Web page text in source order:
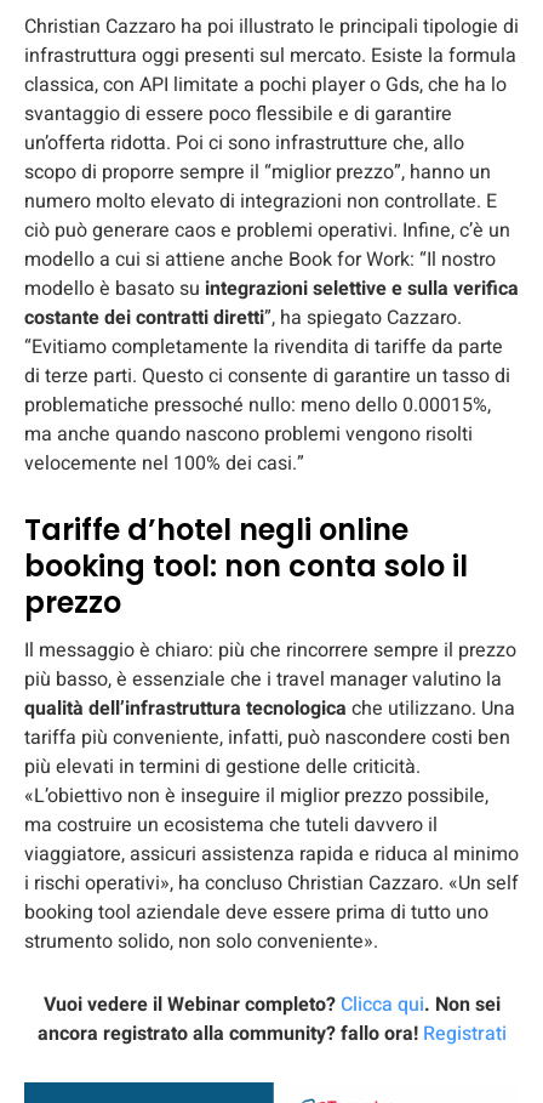
Christian Cazzaro ha poi illustrato le principali tipologie di
infrastruttura oggi presenti sul mercato. Esiste la formula
classica, con API limitate a pochi player o Gds, che ha lo
svantaggio di essere poco flessibile e di garantire
un’offerta ridotta. Poi ci sono infrastrutture che, allo
scopo di proporre sempre il “miglior prezzo”, hanno un
numero molto elevato di integrazioni non controllate. E
ciò può generare caos e problemi operativi. Infine, c’è un
modello a cui si attiene anche Book for Work: “Il nostro
modello è basato su integrazioni selettive e sulla verifica
costante dei contratti diretti”, ha spiegato Cazzaro.
“Evitiamo completamente la rivendita di tariffe da parte
di terze parti. Questo ci consente di garantire un tasso di
problematiche pressoché nullo: meno dello 0.00015%,
ma anche quando nascono problemi vengono risolti
velocemente nel 100% dei casi.”
Tariffe d’hotel negli online
booking tool: non conta solo il
prezzo
Il messaggio è chiaro: più che rincorrere sempre il prezzo
più basso, è essenziale che i travel manager valutino la
qualità dell’infrastruttura tecnologica che utilizzano. Una
tariffa più conveniente, infatti, può nascondere costi ben
più elevati in termini di gestione delle criticità.
«L’obiettivo non è inseguire il miglior prezzo possibile,
ma costruire un ecosistema che tuteli davvero il
viaggiatore, assicuri assistenza rapida e riduca al minimo
i rischi operativi», ha concluso Christian Cazzaro. «Un self
booking tool aziendale deve essere prima di tutto uno
strumento solido, non solo conveniente».
Vuoi vedere il Webinar completo?Clicca qui. Non sei
ancora registrato alla community? fallo ora! Registrati